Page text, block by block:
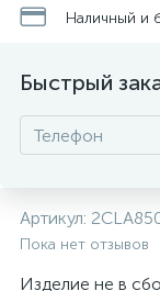
Наличный и
Быстрый
Артикул:
Пока нет отзывов
Изделие не в